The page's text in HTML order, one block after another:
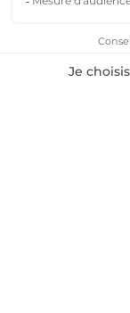
Été :baignade
bord de rivière.
Automne :